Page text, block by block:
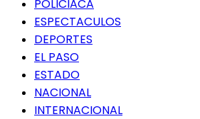
POLICIACA
ESPECTACULOS
DEPORTES
EL PASO
ESTADO
NACIONAL
INTERNACIONAL